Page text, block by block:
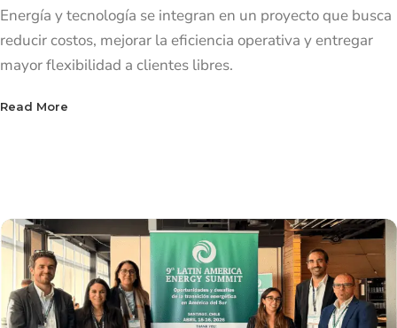
Energía y tecnología se integran en un proyecto que busca
reducir costos, mejorar la eficiencia operativa y entregar
mayor flexibilidad a clientes libres.
Read More